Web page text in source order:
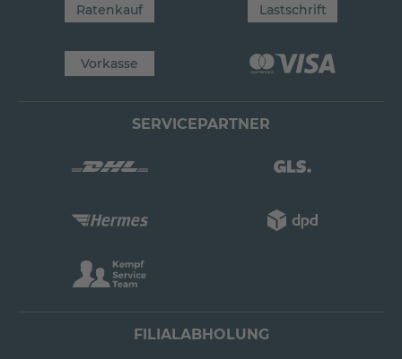
Ratenkauf Lastschrift
Vorkasse
SERVICEPARTNER
FILIALABHOLUNG